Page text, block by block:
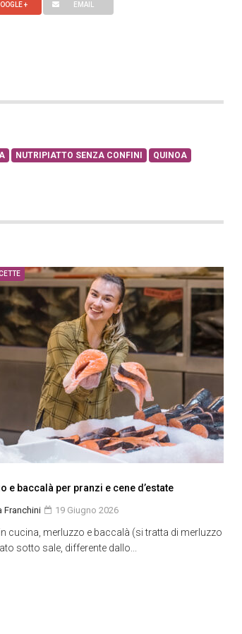
+ EMAIL
NUTRIPIATTO SENZA CONFINI
QUINOA
e baccalà per pranzi e cene d’estate
Franchini 19 Giugno 2026
cucina, merluzzo e baccalà (si tratta di merluzzo
sotto sale, differente dallo...